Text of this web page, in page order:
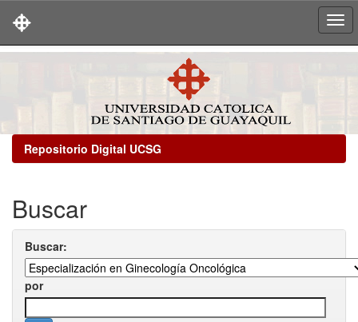
Repositorio Digital UCSG
Buscar
Buscar:
por